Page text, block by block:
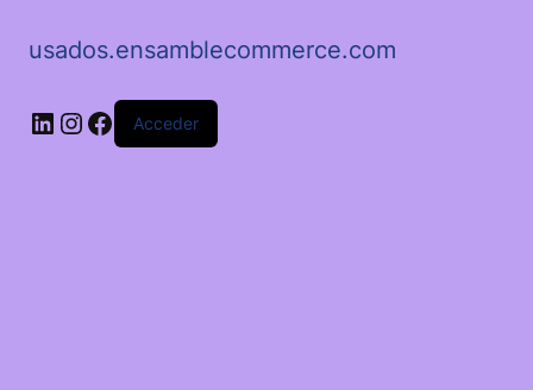
usados.ensamblecommerce.com
LinkedIn
Instagram
Facebook
Acceder